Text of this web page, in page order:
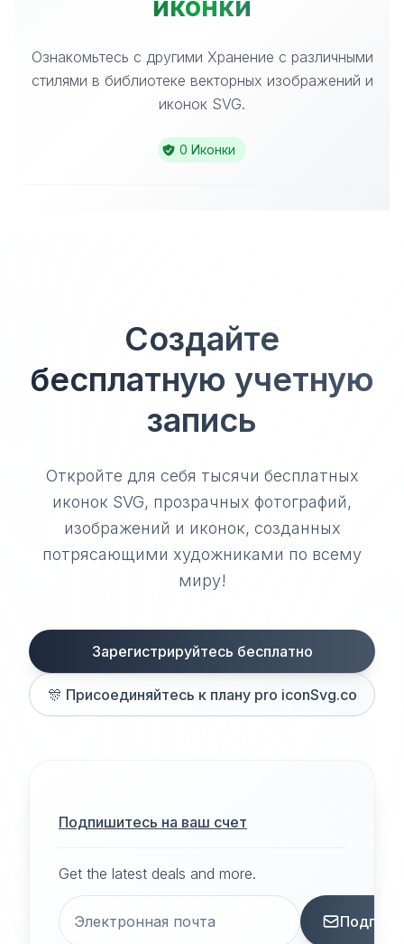
Ознакомьтесь с другими Хранение с различными
стилями в библиотеке векторных изображений и
иконок SVG.
0 Иконки
Создайте
бесплатную учетную
запись
Откройте для себя тысячи бесплатных
иконок SVG, прозрачных фотографий,
изображений и иконок, созданных
потрясающими художниками по всему
миру!
Зарегистрируйтесь бесплатно
🎊 Присоединяйтесь к плану pro iconSvg.co
Подпишитесь на ваш счет
Get the latest deals and more.